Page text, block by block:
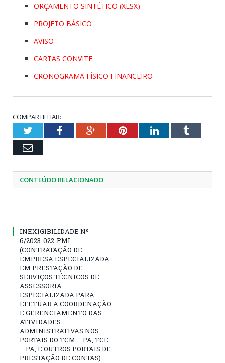
ORÇAMENTO SINTÉTICO (XLSX)
PROJETO BÁSICO
AVISO
CARTAS CONVITE
CRONOGRAMA FÍSICO FINANCEIRO
COMPARTILHAR:
TwitterFacebookGoogle+PinterestLinkedInTumblr
Email
CONTEÚDO RELACIONADO
INEXIGIBILIDADE Nº
6/2023-022-PMI
(CONTRATAÇÃO DE
EMPRESA ESPECIALIZADA
EM PRESTAÇÃO DE
SERVIÇOS TÉCNICOS DE
ASSESSORIA
ESPECIALIZADA PARA
EFETUAR A COORDENAÇÃO
E GERENCIAMENTO DAS
ATIVIDADES
ADMINISTRATIVAS NOS
PORTAIS DO TCM – PA, TCE
– PA, E OUTROS PORTAIS DE
PRESTAÇÃO DE CONTAS)